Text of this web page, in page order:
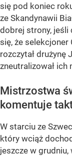
się pod koniec
ze Skandynawii
dobrej strony, jeśli
się, że selekcjoner
rozczytał drużynę
zneutralizował ich
Mistrzostwa
komentuje
W starciu ze
który wciąż
jeszcze w